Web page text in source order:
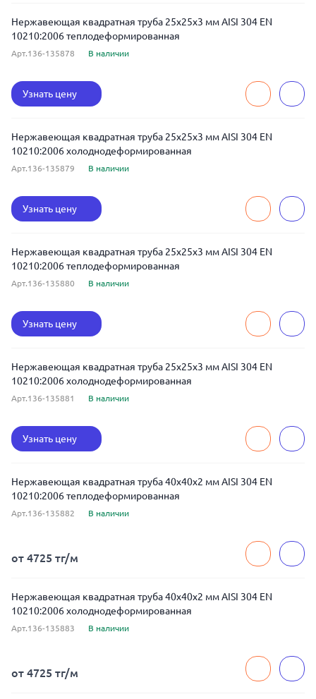
Нержавеющая квадратная труба 25x25x3 мм AISI 304 EN
10210:2006 теплодеформированная
Арт.136-135878 В наличии
Узнать цену
Нержавеющая квадратная труба 25x25x3 мм AISI 304 EN
10210:2006 холоднодеформированная
Арт.136-135879 В наличии
Узнать цену
Нержавеющая квадратная труба 25x25x3 мм AISI 304 EN
10210:2006 теплодеформированная
Арт.136-135880 В наличии
Узнать цену
Нержавеющая квадратная труба 25x25x3 мм AISI 304 EN
10210:2006 холоднодеформированная
Арт.136-135881 В наличии
Узнать цену
Нержавеющая квадратная труба 40x40x2 мм AISI 304 EN
10210:2006 теплодеформированная
Арт.136-135882 В наличии
от 4725 тг/м
Нержавеющая квадратная труба 40x40x2 мм AISI 304 EN
10210:2006 холоднодеформированная
Арт.136-135883 В наличии
от 4725 тг/м